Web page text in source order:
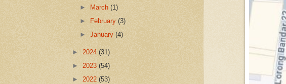
► March(1)
► February(3)
►January(4)
► 2024 (31)
► 2023 (54)
► 2022 (53)